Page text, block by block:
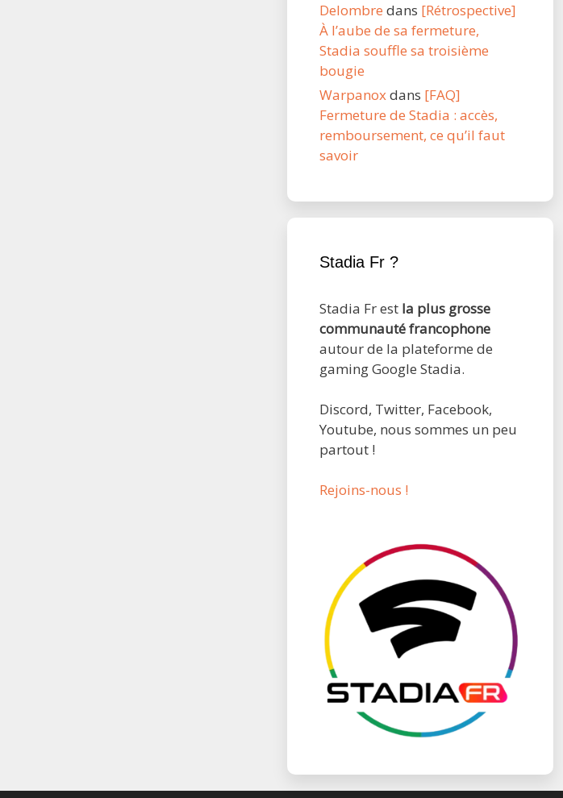
Delombre dans [Rétrospective]
À l’aube de sa fermeture,
Stadia souffle sa troisième
bougie
Warpanoxdans [FAQ]
Fermeture de Stadia : accès,
remboursement, ce qu’il faut
savoir
Stadia Fr ?
Stadia Fr est la plus grosse
communauté francophone
autour de la plateforme de
gaming Google Stadia.
Discord, Twitter, Facebook,
Youtube, nous sommes un peu
partout !
Rejoins-nous !